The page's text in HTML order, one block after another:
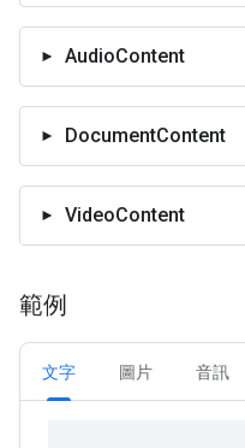
AudioContent
DocumentContent
VideoContent
範例
文字 圖片 音訊